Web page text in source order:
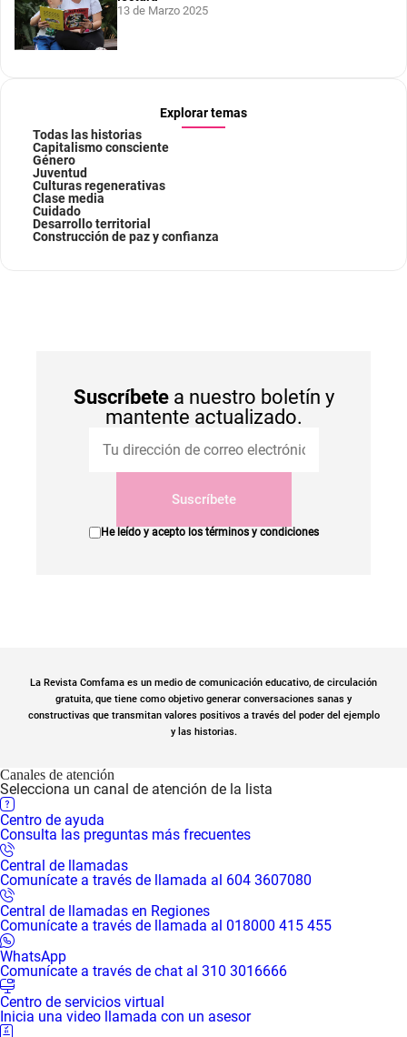
13 de Marzo 2025
Explorar temas
Todas las historias
Capitalismo consciente
Género
Juventud
Culturas regenerativas
Clase media
Cuidado
Desarrollo territorial
Construcción de paz y confianza
Suscríbetea nuestro boletín y
mantente actualizado.
Suscríbete
He leído y acepto los términos y condiciones
La Revista Comfama es un medio de comunicación educativo, de circulación
gratuita, que tiene como objetivo generar conversaciones sanas y
constructivas que transmitan valores positivos a través del poder del ejemplo
y las historias.
Canales de atención
Selecciona un canal de atención de la lista
Centro de ayuda
Consulta las preguntas más frecuentes
Central de llamadas
Comunícate a través de llamada al 604 3607080
Central de llamadas en Regiones
Comunícate a través de llamada al 018000 415 455
WhatsApp
Comunícate a través de chat al 310 3016666
Centro de servicios virtual
Inicia una video llamada con un asesor